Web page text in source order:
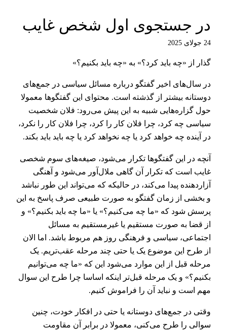
در جستجوی اول شخص غایب
24 جولای 2025
گذار از «چه باید کرد؟» به «چه باید بکنیم؟»
در سال‌های اخیر گفتگو درباره مسائل سیاسی در جمع‌های
دوستانه بیشتر از گذشته است. محتوای این گفتگوها معمولا
حول گزاره‌هایی شبیه به این پیش می‌رود: فلان شخصیت
سیاسی چه کرد، چرا فلان کار را کرد، چرا فلان کار را نکرد،
در آینده چه خواهد کرد یا چه نخواهد کرد یا چه باید باید بکند.
آنچه در این گفتگوها تکرار می‌شود، صیغه‌های سوم شخصی
غایب است که تکرار آن گاهی ملال‌آور می‌شود و آهنگی
آزاردهنده پیدا می‌کند، در حالیکه که می‌تواند این طور نباشد
و بخشی از زمان گفتگو به صورت طبیعی صرف پاسخ به این
پرسش شود که «ما چه می‌کنیم؟» یا «ما چه باید بکنیم؟» و
از قضا به صورت مستقیم یا غیرمستقیم به مسائل
اجتماعی، سیاسی و فرهنگی روز هم مربوط باشد. اما الان
از طرح این موضوع یک یا حتی چند مرحله عقب‌تریم. یک
مرحله قبل از این موارد می‌شود این که «ما چه می‌توانیم
بکنیم؟» و یک مرحله قبل‌تر اینکه اساسا چرا طرح این سوال
مهم است و نباید آن را فراموش کنیم.
وقتی در جمع‌های دوستانه یا حتی در افکار خودت، چنین
سوالی را طرح می‌کنی، معمولا در برابر آن مقاومت